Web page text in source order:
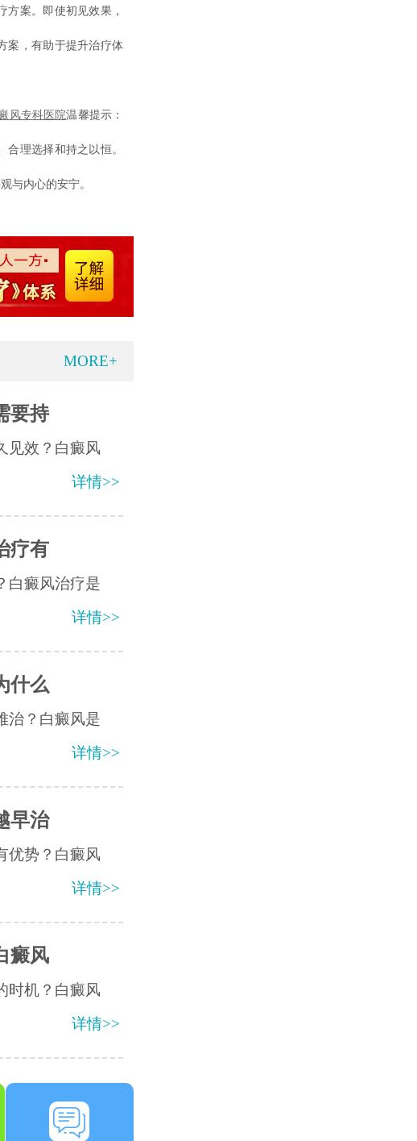
案。即使初见效果，
案，有助于提升治疗体
风专科医院温馨提示：
理选择和持之以恒。
与内心的安宁。
MORE+
要持
见效？白癜风
详情>>
疗有
白癜风治疗是
详情>>
什么
治？白癜风是
详情>>
早治
优势？白癜风
详情>>
癜风
时机？白癜风
详情>>